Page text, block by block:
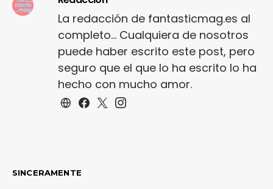
La redacción de fantasticmag.es al
completo... Cualquiera de nosotros
puede haber escrito este post, pero
seguro que el que lo ha escrito lo ha
hecho con mucho amor.
SINCERAMENTE